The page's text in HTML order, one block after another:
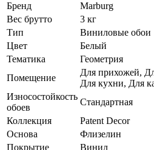
Бренд
Marburg
Вес брутто
3 кг
Тип
Виниловые обои
Цвет
Белый
Тематика
Геометрия
Помещение
Для прихожей,
Для кухни, Для
Износостойкость
обоев
Стандартная
Коллекция
Patent Decor
Основа
Флизелин
Покрытие
Винил